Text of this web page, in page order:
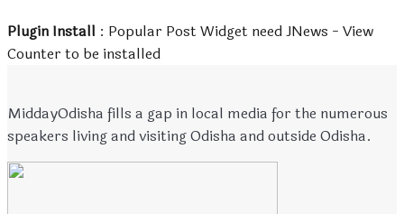
Plugin Install : Popular Post Widget need JNews - View
Counter to be installed
MiddayOdisha fills a gap in local media for the numerous
speakers living and visiting Odisha and outside Odisha.